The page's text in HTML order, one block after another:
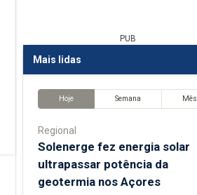
PUB
Mais lidas
Hoje Semana Mês
Regional
Solenerge fez energia solar
ultrapassar potência da
geotermia nos Açores